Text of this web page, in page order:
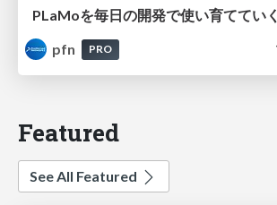
PLaMoを毎日の開発で使い育てていく
pfn
PRO
Featured
See All Featured